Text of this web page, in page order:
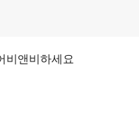
비앤비하세요